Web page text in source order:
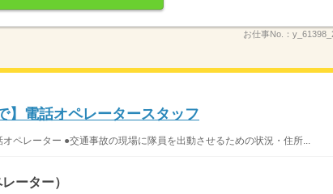
お仕事No.：
】電話オペレータースタッフ
ペレーター ●交通事故の現場に隊員を出動させるための状況・住所...
ーター）